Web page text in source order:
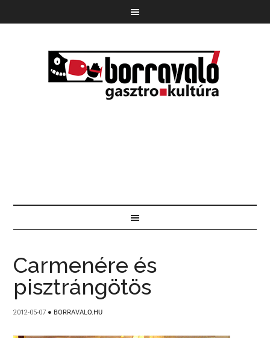
Carmenére és
pisztrángötös
2012-05-07 ● BORRAVALO.HU